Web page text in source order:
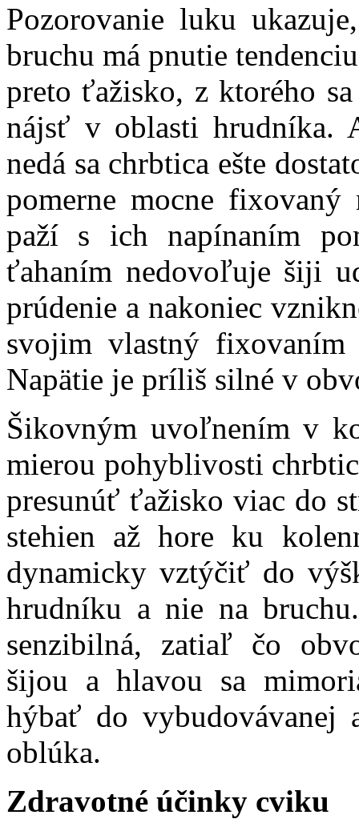
Pozorovanie luku
bruchu má pnutie
preto ťažisko, z ktorého
nájsť v oblasti hrudníka.
nedá sa chrbtica ešte
pomerne mocne
paží s ich napínaním
ťahaním nedovoľuje šiji
prúdenie a nakoniec
svojim vlastný fixovaním
Napätie je príliš silné v
Šikovným uvoľnením v
mierou pohyblivosti
presunúť ťažisko viac do
stehien až hore ku
dynamicky vztýčiť do
hrudníku a nie na
senzibilná, zatiaľ čo
šijou a hlavou sa
hýbať do vybudovávanej
oblúka.
Zdravotné účinky cviku